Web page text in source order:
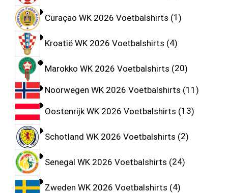
Curaçao WK 2026 Voetbalshirts 1
Kroatië WK 2026 Voetbalshirts 4
Marokko WK 2026 Voetbalshirts 20
Noorwegen WK 2026 Voetbalshirts 11
Oostenrijk WK 2026 Voetbalshirts 13
Schotland WK 2026 Voetbalshirts 2
Senegal WK 2026 Voetbalshirts 24
Zweden WK 2026 Voetbalshirts 4